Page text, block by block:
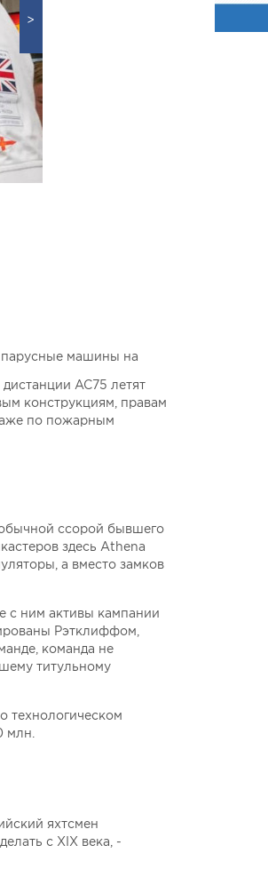
парусные машины на
AC75 летят
конструкциям, правам
по пожарным
ссорой бывшего
здесь Athena
а вместо замков
с ним активы кампании
Рэтклиффом,
команда не
титульному
технологическом
млн.
яхтсмен
с XIX века, -